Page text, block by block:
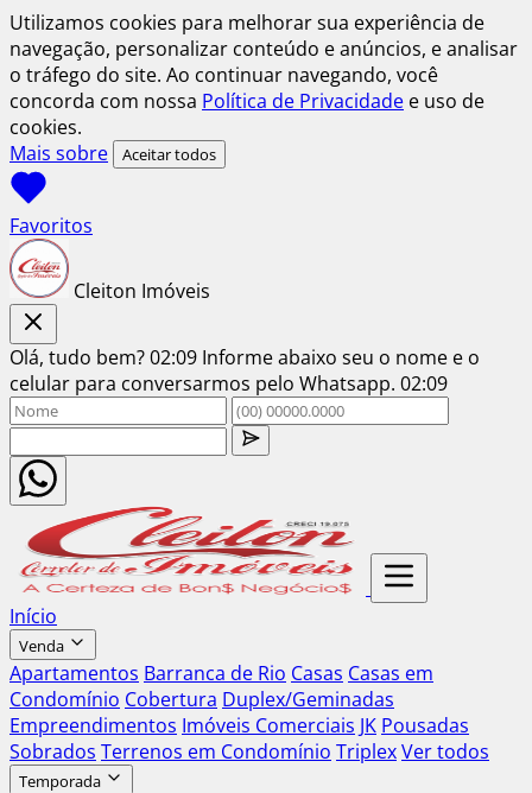
Utilizamos cookies para melhorar sua experiência de
navegação, personalizar conteúdo e anúncios, e analisar
o tráfego do site. Ao continuar navegando, você
concorda com nossa Política de Privacidade e uso de
cookies.
Mais sobre
Aceitar todos
Favoritos
Cleiton Imóveis
Olá, tudo bem?02:09 Informe abaixo seu o nome e o
celular para conversarmos pelo Whatsapp. 02:09
Início
Venda
Apartamentos Barranca de Rio Casas Casas em
Condomínio Cobertura Duplex/Geminadas
Empreendimentos Imóveis Comerciais JK Pousadas
Sobrados Terrenos em Condomínio TriplexVer todos
Temporada